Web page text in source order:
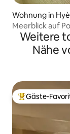
Wohnung in
Meerblick auf
entfernt
Weitere
Nähe
Beliebter
Gäste-